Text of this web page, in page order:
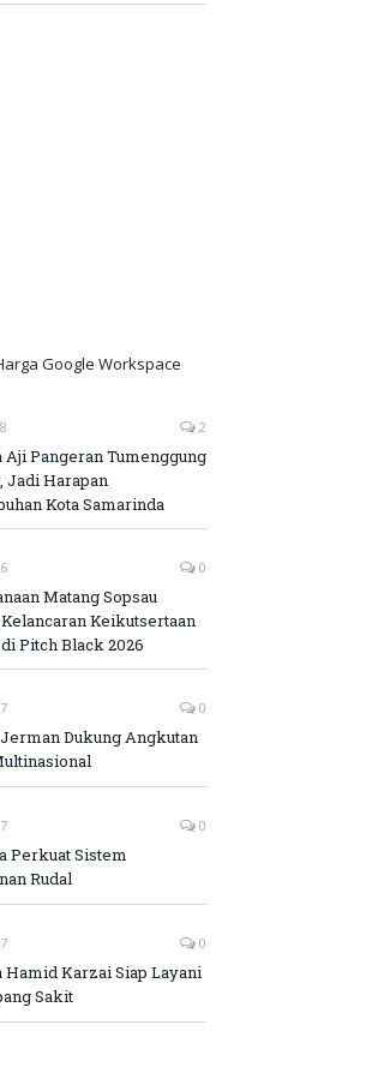
Google Workspace
2
Aji Pangeran Tumenggung
Jadi Harapan
Kota Samarinda
0
Matang Sopsau
Keikutsertaan
Pitch Black 2026
0
Dukung Angkutan
0
Perkuat Sistem
Rudal
0
Hamid Karzai Siap Layani
Sakit